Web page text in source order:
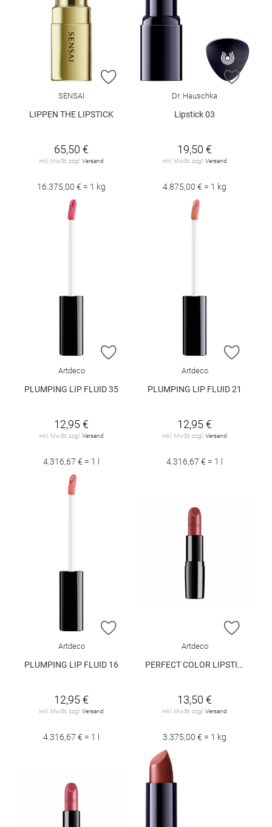
ZUR WUNSCHLISTE HINZUFÜGEN
SENSAI
LIPPEN THE LIPSTICK
65,50 €
inkl. MwSt. zzgl. Versand
16.375,00 € = 1 kg
ZUR
Dr. Hauschka
Lipstick 03
19,50 €
inkl. MwSt. zzgl. Versand
4.875,00 € = 1 kg
ZUR WUNSCHLISTE HINZUFÜGEN
Artdeco
PLUMPING LIP FLUID 35
12,95 €
inkl. MwSt. zzgl.Versand
4.316,67 € = 1 l
ZUR
Artdeco
PLUMPING LIP FLUID 21
12,95 €
inkl. MwSt. zzgl.Versand
4.316,67 € = 1 l
ZUR WUNSCHLISTE HINZUFÜGEN
Artdeco
PLUMPING LIP FLUID 16
12,95 €
inkl. MwSt. zzgl.Versand
4.316,67 € = 1 l
ZUR
Artdeco
PERFECT COLOR LIPSTICK 835
13,50 €
inkl. MwSt. zzgl.Versand
3.375,00 € = 1 kg